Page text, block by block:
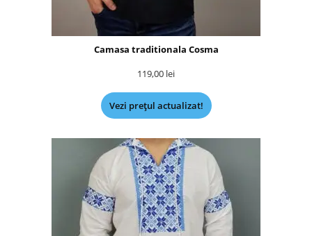
Camasa traditionala Cosma
119,00 lei
Vezi prețul actualizat!